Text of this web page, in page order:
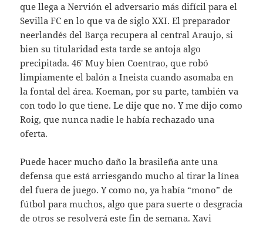
que llega a Nervión el adversario más difícil para el
Sevilla FC en lo que va de siglo XXI. El preparador
neerlandés del Barça recupera al central Araujo, si
bien su titularidad esta tarde se antoja algo
precipitada. 46′ Muy bien Coentrao, que robó
limpiamente el balón a Ineista cuando asomaba en
la fontal del área. Koeman, por su parte, también va
con todo lo que tiene. Le dije que no. Y me dijo como
Roig, que nunca nadie le había rechazado una
oferta.
Puede hacer mucho daño la brasileña ante una
defensa que está arriesgando mucho al tirar la línea
del fuera de juego. Y como no, ya había “mono” de
fútbol para muchos, algo que para suerte o desgracia
de otros se resolverá este fin de semana. Xavi